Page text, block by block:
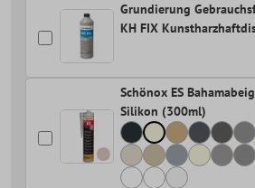
Grundierung
KH FIX
Schönox ES
Silikon (300ml)